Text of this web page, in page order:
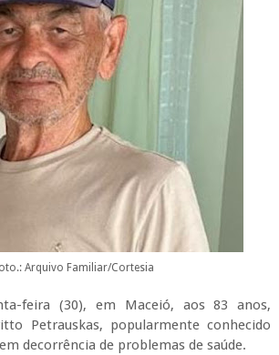
Arquivo Familiar/Cortesia
feira (30), em Maceió, aos 83 anos,
Petrauskas, popularmente conhecido
decorrência de problemas de saúde.